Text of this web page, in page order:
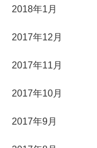
2018年1月
2017年12月
2017年11月
2017年10月
2017年9月